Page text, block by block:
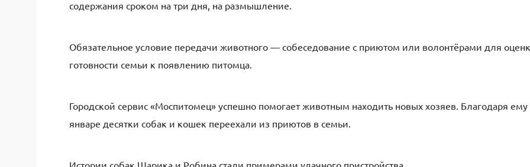
содержания сроком на три дня, на размышление.
Обязательное условие передачи животного — собеседование с приютом или волонтёрами для
готовности семьи к появлению питомца.
Городской сервис «Моспитомец» успешно помогает животным находить новых хозяев. Благодаря ему
январе десятки собак и кошек переехали из приютов в семьи.
Истории собак Шарика и Робина стали примерами удачного пристройства.